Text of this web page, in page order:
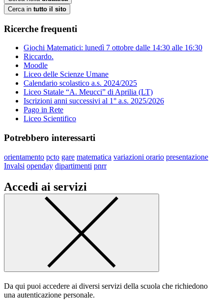
Cerca in tutto il sito
Ricerche frequenti
Giochi Matematici: lunedì 7 ottobre dalle 14:30 alle 16:30
Riccardo.
Moodle
Liceo delle Scienze Umane
Calendario scolastico a.s. 2024/2025
Liceo Statale “A. Meucci” di Aprilia (LT)
Iscrizioni anni successivi al 1° a.s. 2025/2026
Pago in Rete
Liceo Scientifico
Potrebbero interessarti
orientamento pcto gare matematica variazioni orario presentazione
Invalsi openday dipartimenti pnrr
Accedi ai servizi
Da qui puoi accedere ai diversi servizi della scuola che richiedono
una autenticazione personale.